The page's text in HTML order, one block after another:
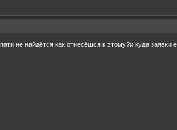
не найдётся как отнесёшся к этому?и куда заявки